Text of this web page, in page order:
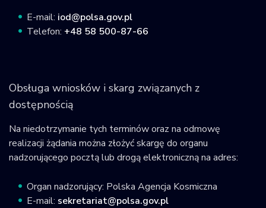
E-mail: iod@polsa.gov.pl
Telefon: +48 58 500-87-66
Obsługa wniosków i skarg związanych z
dostępnością
Na niedotrzymanie tych terminów oraz na odmowę
realizacji żądania można złożyć skargę do organu
nadzorującego pocztą lub drogą elektroniczną na adres:
Organ nadzorujący: Polska Agencja Kosmiczna
E-mail: sekretariat@polsa.gov.pl